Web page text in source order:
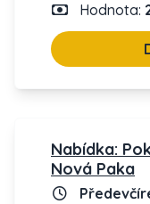
Hodnota:
Nabídka:
Nová Paka